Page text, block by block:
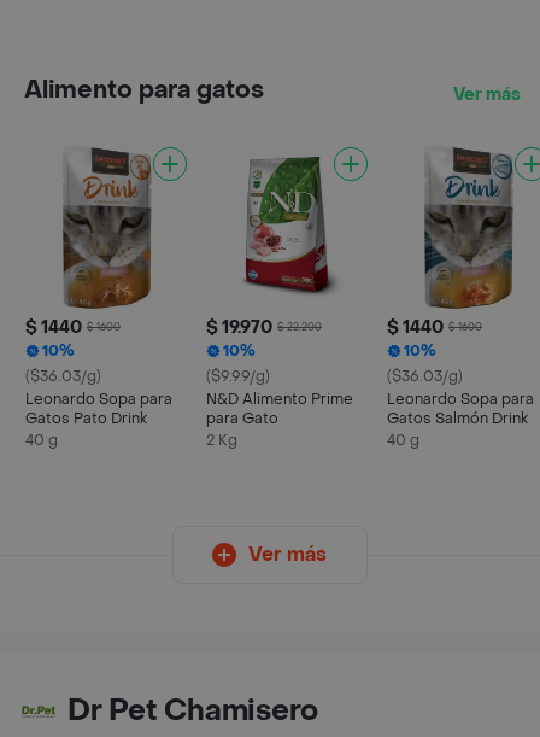
Alimento para gatos Ver más
$ 1440 $ 1600
10%
($36.03/g)
Leonardo Sopa para
Gatos Pato Drink
40 g
$ 19.970 $ 22.200
10%
($9.99/g)
N&D Alimento Prime
para Gato
2 Kg
$ 1440 $ 1600
10%
($36.03/g)
Leonardo Sopa para
Gatos Salmón Drink
40 g
Ver más
Dr Pet Chamisero